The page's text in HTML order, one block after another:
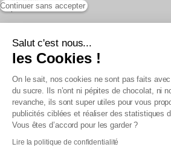
Continuer sans accepter
Salut c'est nous...
les Cookies !
On le sait, nos cookies ne sont pas faits
du sucre. Ils n’ont ni pépites de chocolat, ni
revanche, ils sont super utiles pour vous
publicités ciblées et réaliser des statistiques
Vous êtes d’accord pour les garder ?
Lire la politique de confidentialité
professionnel
Conditions générales de
Conditions générales du
Charte de données
Conditions générales de
Déclaration